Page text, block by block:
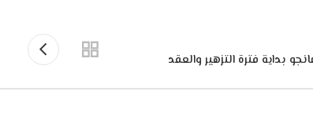
بداية فترة التزهير والعقد